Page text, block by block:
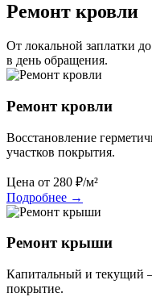
Ремонт кровли
От локальной заплатки
в день обращения.
Ремонт кровли
Восстановление
участков покрытия.
Цена от 280 ₽/м²
Подробнее →
Ремонт крыши
Капитальный и текущий
покрытие.